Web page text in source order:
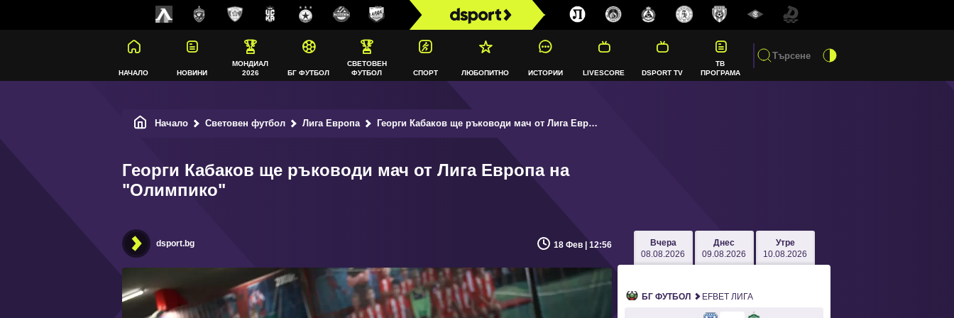
НАЧАЛО НОВИНИ
МОНДИАЛ
2026
БГ ФУТБОЛ
СВЕТОВЕН
ФУТБОЛ
СПОРТ ЛЮБОПИТНО ИСТОРИИ LIVESCORE DSPORT TV
ТВ
ПРОГРАМА
Начало Световен футбол Лига Европа Георги Кабаков ще ръководи мач от Лига Европа на "Олимпико"
Георги Кабаков ще ръководи мач от Лига Европа на
"Олимпико"
dsport.bg 18 Фев | 12:56
Вчера
08.08.2026
Днес
09.08.2026
Утре
10.08.2026
БГ ФУТБОЛ EFBET ЛИГА